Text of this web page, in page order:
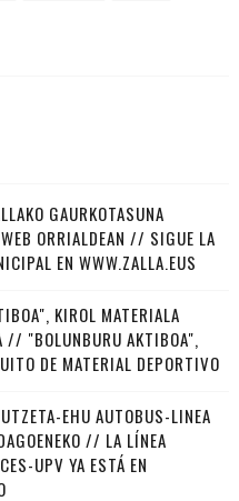
GAURKOTASUNA
ORRIALDEAN // SIGUE LA
EN WWW.ZALLA.EUS
KIROL MATERIALA
// "BOLUNBURU AKTIBOA",
DE MATERIAL DEPORTIVO
EHU AUTOBUS-LINEA
// LA LÍNEA
UPV YA ESTÁ EN